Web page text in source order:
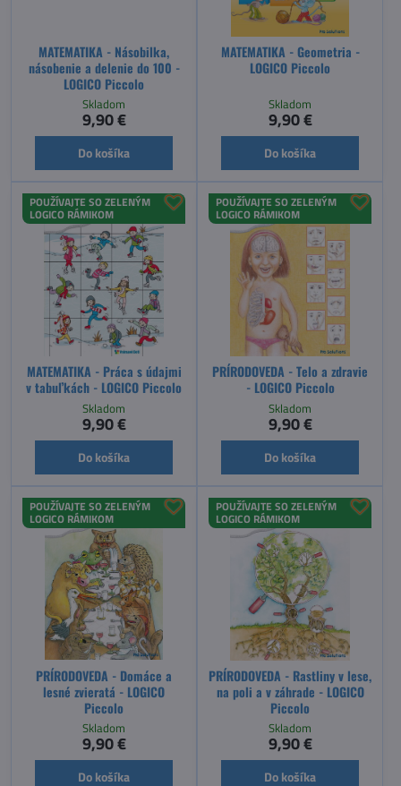
MATEMATIKA - Násobilka,
násobenie a delenie do 100 -
LOGICO Piccolo
Skladom
9,90 €
Do košíka
MATEMATIKA - Geometria -
LOGICO Piccolo
Skladom
9,90 €
Do košíka
POUŽÍVAJTE SO ZELENÝM
LOGICO RÁMIKOM
MATEMATIKA - Práca s údajmi
v tabuľkách - LOGICO Piccolo
Skladom
9,90 €
Do košíka
POUŽÍVAJTE SO ZELENÝM
LOGICO RÁMIKOM
PRÍRODOVEDA - Telo a zdravie
- LOGICO Piccolo
Skladom
9,90 €
Do košíka
POUŽÍVAJTE SO ZELENÝM
LOGICO RÁMIKOM
PRÍRODOVEDA - Domáce a
lesné zvieratá - LOGICO
Piccolo
Skladom
9,90 €
Do košíka
POUŽÍVAJTE SO ZELENÝM
LOGICO RÁMIKOM
PRÍRODOVEDA - Rastliny v lese,
na poli a v záhrade - LOGICO
Piccolo
Skladom
9,90 €
Do košíka